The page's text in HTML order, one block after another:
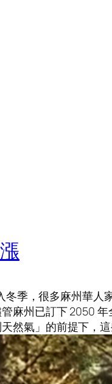
冬季，很多麻州華
麻州已訂下 2050
然氣」的前提下，